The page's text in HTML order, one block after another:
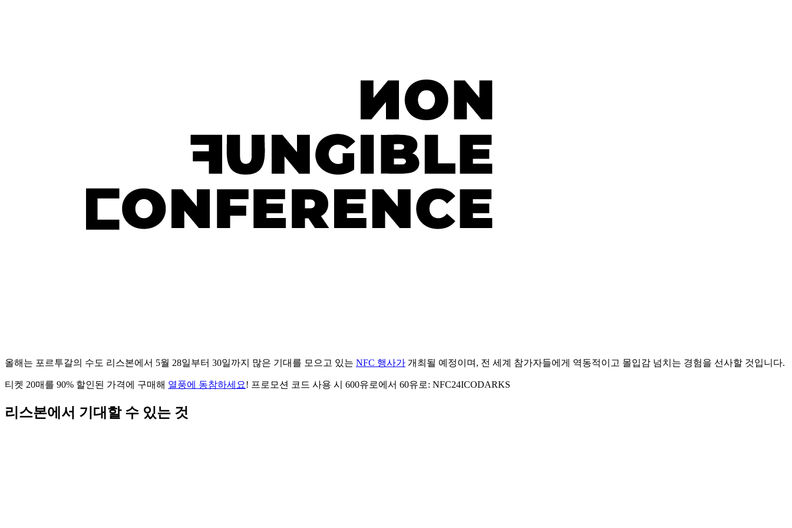
올해는 포르투갈의 수도 리스본에서 5월 28일부터 30일까지 많은 기대를 모으고 있는 NFC 행사가 개최될 예정이며, 전 세계 참가자들에게 역동적이고 몰입감 넘치는 경험을 선사할 것입니다.
티켓 20매를 90% 할인된 가격에 구매해 열풍에 동참하세요! 프로모션 코드 사용 시 600유로에서 60유로: NFC24ICODARKS
리스본에서 기대할 수 있는 것